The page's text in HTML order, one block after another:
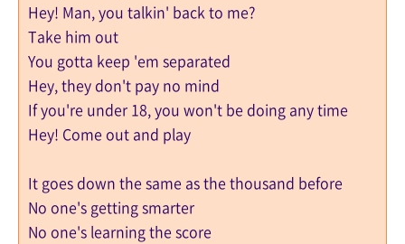
Hey! Man, you talkin' back to me?
Take him out
You gotta keep 'em separated
Hey, they don't pay no mind
If you're under 18, you won't be doing any time
Hey! Come out and play
It goes down the same as the thousand before
No one's getting smarter
No one's learning the score